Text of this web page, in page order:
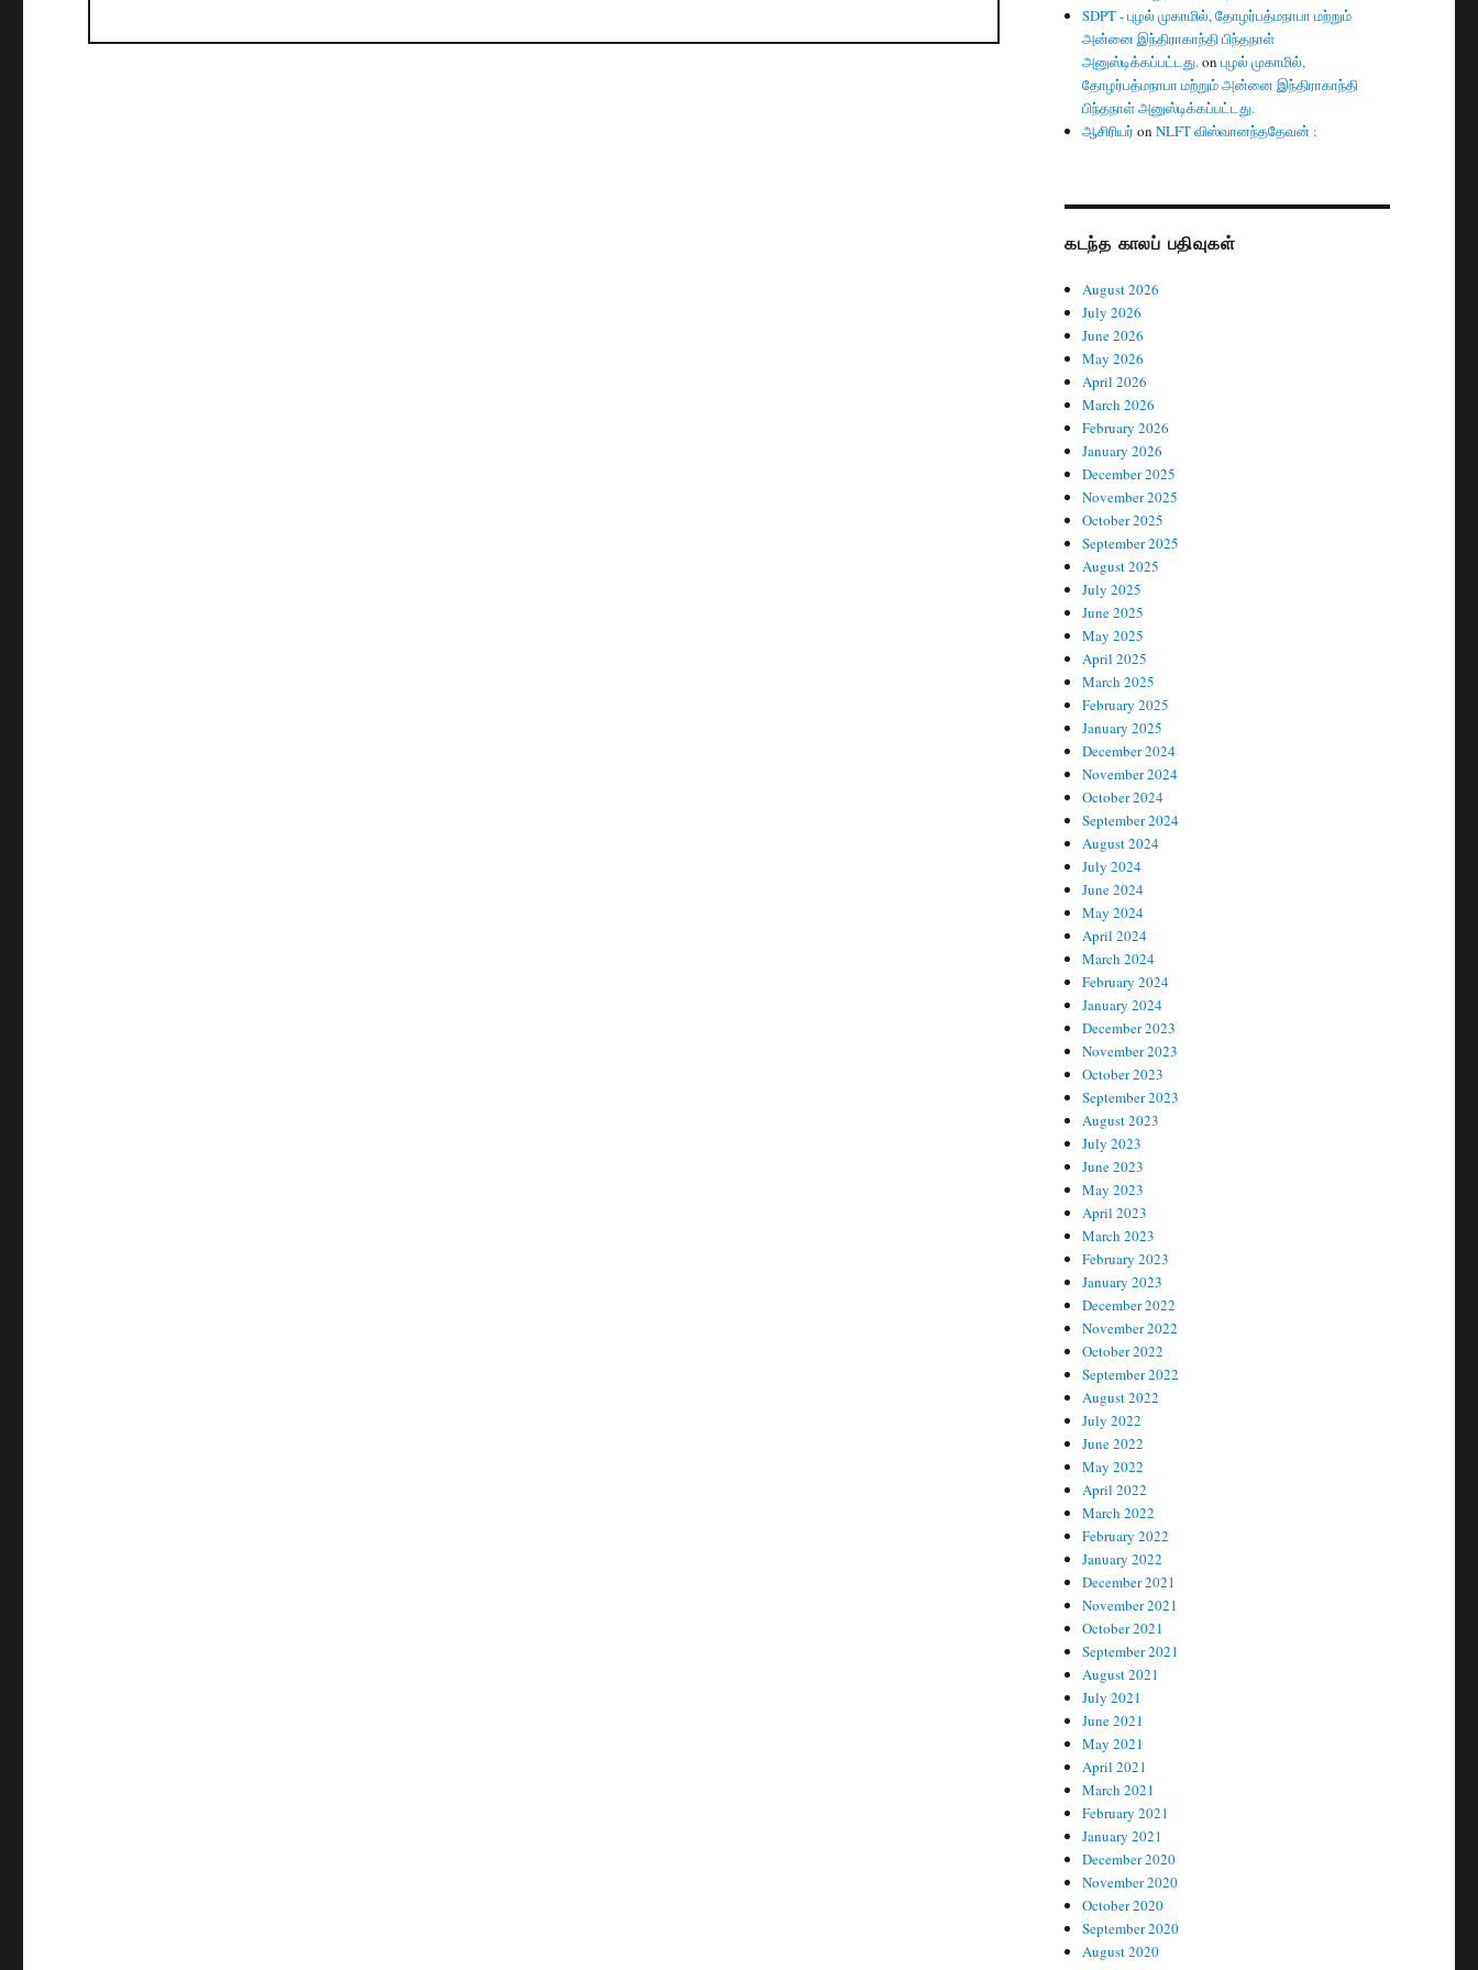
SDPT - புழல் முகாமில், தோழர்பத்மநாபா மற்றும்
அன்னை இந்திராகாந்தி பிந்தநாள்
அனுஸ்டிக்கப்பட்டது.onபுழல் முகாமில்,
தோழர்பத்மநாபா மற்றும் அன்னை இந்திராகாந்தி
பிந்தநாள் அனுஸ்டிக்கப்பட்டது.
ஆசிரியர் onNLFT விஸ்வானந்ததேவன் :
கடந்த காலப் பதிவுகள்
August 2026
July 2026
June 2026
May 2026
April 2026
March 2026
February 2026
January 2026
December 2025
November 2025
October 2025
September 2025
August 2025
July 2025
June 2025
May 2025
April 2025
March 2025
February 2025
January 2025
December 2024
November 2024
October 2024
September 2024
August 2024
July 2024
June 2024
May 2024
April 2024
March 2024
February 2024
January 2024
December 2023
November 2023
October 2023
September 2023
August 2023
July 2023
June 2023
May 2023
April 2023
March 2023
February 2023
January 2023
December 2022
November 2022
October 2022
September 2022
August 2022
July 2022
June 2022
May 2022
April 2022
March 2022
February 2022
January 2022
December 2021
November 2021
October 2021
September 2021
August 2021
July 2021
June 2021
May 2021
April 2021
March 2021
February 2021
January 2021
December 2020
November 2020
October 2020
September 2020
August 2020